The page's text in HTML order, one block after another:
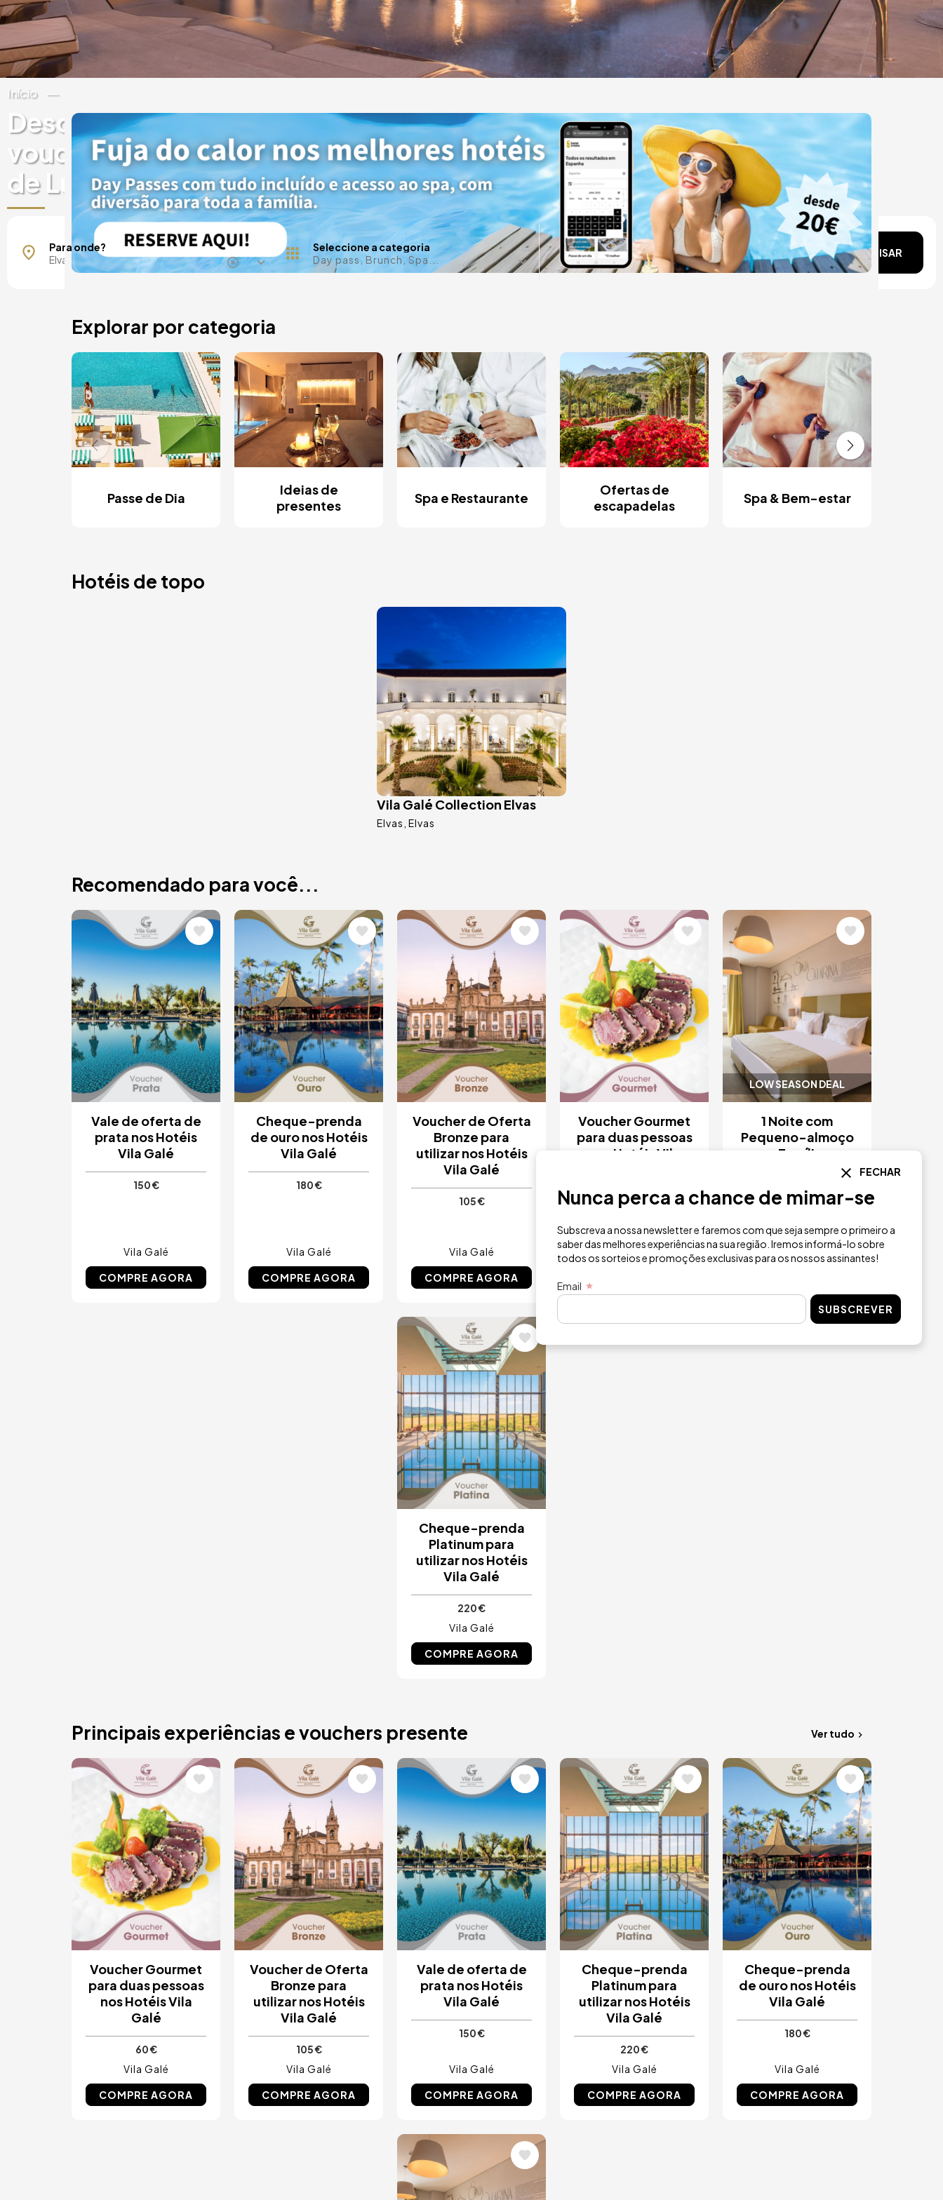
Início
Descobre experiências e
vouchers presente em Hotéis
de Luxo em Elvas
Para onde?
Seleccione a categoria
Day pass, Brunch, Spa...
Alguma data?
PESQUISAR
Explorar por categoria
Passe de Dia
Ideias de
presentes
Spa e Restaurante
Ofertas de
escapadelas
Spa & Bem-estar
Hotéis de topo
Vila Galé Collection Elvas
Elvas Elvas
Recomendado para você...
Imagem
Vale de oferta de
prata nos Hotéis
Vila Galé
150 €
Vila Galé
COMPRE AGORA
Imagem
Cheque-prenda
de ouro nos Hotéis
Vila Galé
180 €
Vila Galé
COMPRE AGORA
Imagem
Voucher de Oferta
Bronze para
utilizar nos Hotéis
Vila Galé
105 €
Vila Galé
COMPRE AGORA
Imagem
Voucher Gourmet
para duas pessoas
nos Hotéis Vila
60 €
Vila Galé
LOW SEASON DEAL
Imagem
1 Noite com
Pequeno-almoço
para Famílias no
Vila Galé Collection
Elvas Elvas
Imagem
Cheque-prenda
Platinum para
utilizar nos Hotéis
Vila Galé
220 €
Vila Galé
COMPRE AGORA
Principais experiências e vouchers presente Ver tudo
Imagem
Voucher Gourmet
para duas pessoas
nos Hotéis Vila
Galé
60 €
Vila Galé
COMPRE AGORA
Imagem
Voucher de Oferta
Bronze para
utilizar nos Hotéis
Vila Galé
105 €
Vila Galé
COMPRE AGORA
Imagem
Vale de oferta de
prata nos Hotéis
Vila Galé
150 €
Vila Galé
COMPRE AGORA
Imagem
Cheque-prenda
Platinum para
utilizar nos Hotéis
Vila Galé
220 €
Vila Galé
COMPRE AGORA
Imagem
Cheque-prenda
de ouro nos Hotéis
Vila Galé
180 €
Vila Galé
COMPRE AGORA
Imagem
FECHAR
Nunca perca a chance de mimar-se
Subscreva a nossa newsletter e faremos com que seja sempre o primeiro a
saber das melhores experiências na sua região. Iremos informá-lo sobre
todos os sorteios e promoções exclusivas para os nossos assinantes!
Email
SUBSCREVER